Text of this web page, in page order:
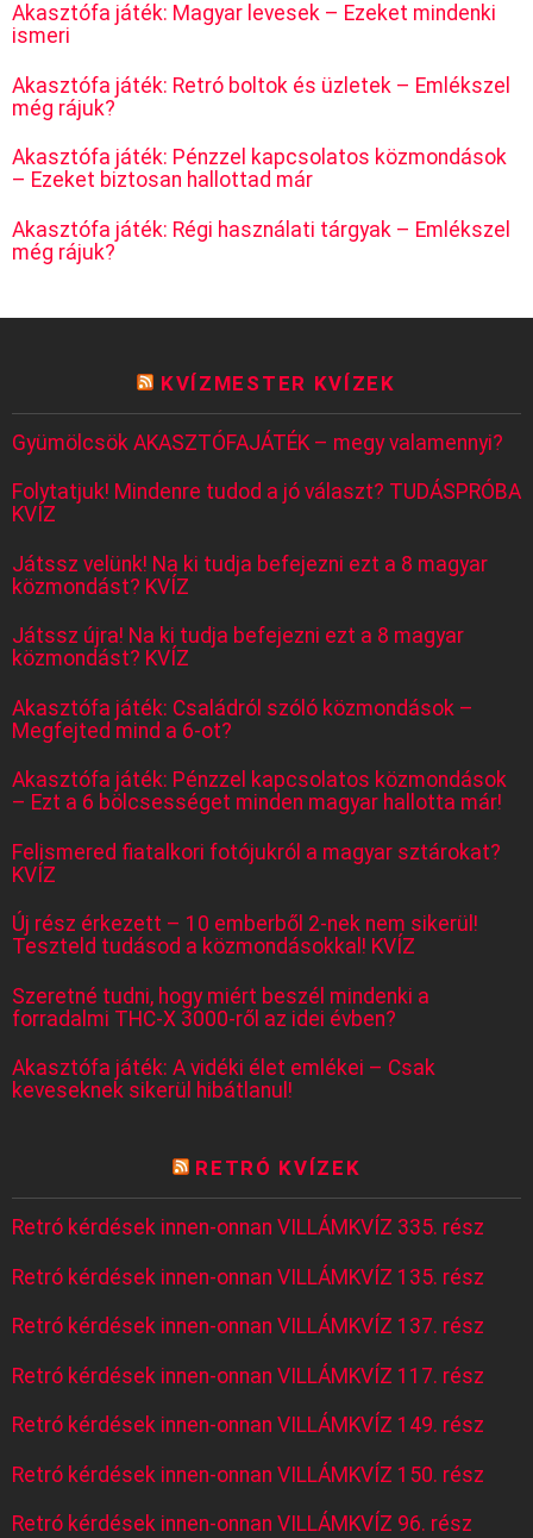
Akasztófa játék: Magyar levesek – Ezeket mindenki
ismeri
Akasztófa játék: Retró boltok és üzletek – Emlékszel
még rájuk?
Akasztófa játék: Pénzzel kapcsolatos közmondások
– Ezeket biztosan hallottad már
Akasztófa játék: Régi használati tárgyak – Emlékszel
még rájuk?
KVÍZMESTER KVÍZEK
Gyümölcsök AKASZTÓFAJÁTÉK – megy valamennyi?
Folytatjuk! Mindenre tudod a jó választ? TUDÁSPRÓBA
KVÍZ
Játssz velünk! Na ki tudja befejezni ezt a 8 magyar
közmondást? KVÍZ
Játssz újra! Na ki tudja befejezni ezt a 8 magyar
közmondást? KVÍZ
Akasztófa játék: Családról szóló közmondások –
Megfejted mind a 6-ot?
Akasztófa játék: Pénzzel kapcsolatos közmondások
– Ezt a 6 bölcsességet minden magyar hallotta már!
Felismered fiatalkori fotójukról a magyar sztárokat?
KVÍZ
Új rész érkezett – 10 emberből 2-nek nem sikerül!
Teszteld tudásod a közmondásokkal! KVÍZ
Szeretné tudni, hogy miért beszél mindenki a
forradalmi THC-X 3000-ről az idei évben?
Akasztófa játék: A vidéki élet emlékei – Csak
keveseknek sikerül hibátlanul!
RETRÓ KVÍZEK
Retró kérdések innen-onnan VILLÁMKVÍZ 335. rész
Retró kérdések innen-onnan VILLÁMKVÍZ 135. rész
Retró kérdések innen-onnan VILLÁMKVÍZ 137. rész
Retró kérdések innen-onnan VILLÁMKVÍZ 117. rész
Retró kérdések innen-onnan VILLÁMKVÍZ 149. rész
Retró kérdések innen-onnan VILLÁMKVÍZ 150. rész
Retró kérdések innen-onnan VILLÁMKVÍZ 96. rész